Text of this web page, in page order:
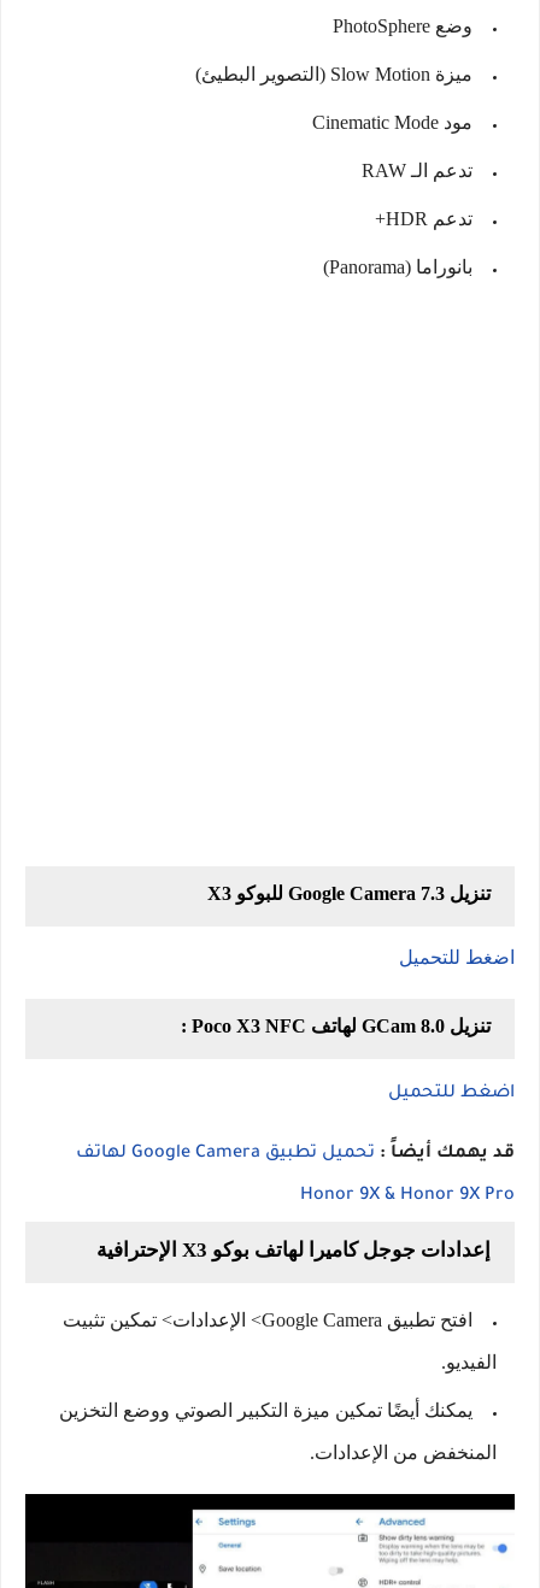
وضع PhotoSphere
ميزة Slow Motion (التصوير البطيئ)
مود Cinematic Mode
تدعم الـ RAW
تدعم HDR+
بانوراما (Panorama)
تنزيل Google Camera 7.3 للبوكو X3
اضغط للتحميل
تنزيل GCam 8.0 لهاتف Poco X3 NFC :
اضغط للتحميل
قد يهمك أيضاً : تحميل تطبيق Google Camera لهاتف
Honor 9X & Honor 9X Pro
إعدادات جوجل كاميرا لهاتف بوكو X3 الإحترافية
افتح تطبيق Google Camera> الإعدادات> تمكين تثبيت
الفيديو.
يمكنك أيضًا تمكين ميزة التكبير الصوتي ووضع التخزين
المنخفض من الإعدادات.